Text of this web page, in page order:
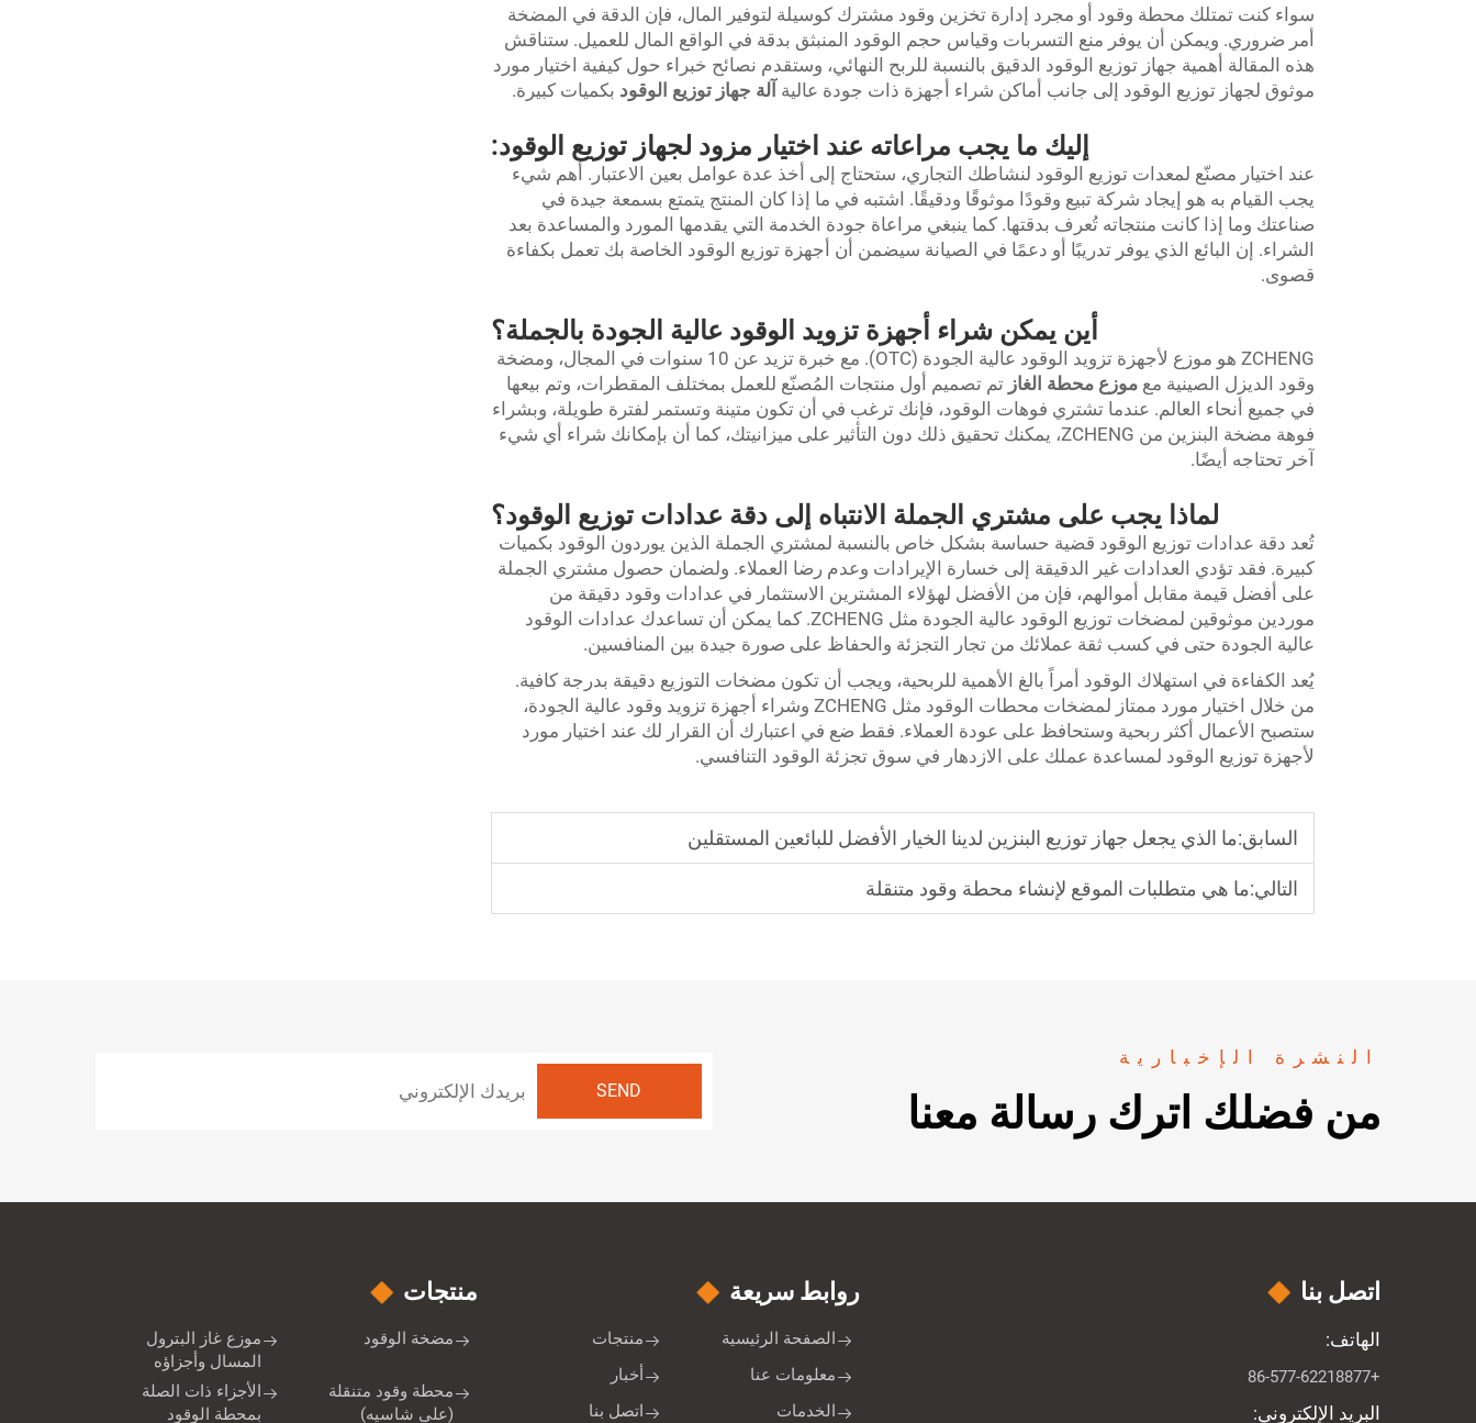
سواء كنت تمتلك محطة وقود أو مجرد إدارة تخزين وقود مشترك كوسيلة لتوفير المال، فإن الدقة في المضخة
أمر ضروري. ويمكن أن يوفر منع التسربات وقياس حجم الوقود المنبثق بدقة في الواقع المال للعميل. ستناقش
هذه المقالة أهمية جهاز توزيع الوقود الدقيق بالنسبة للربح النهائي، وستقدم نصائح خبراء حول كيفية اختيار مورد
موثوق لجهاز توزيع الوقود إلى جانب أماكن شراء أجهزة ذات جودة عالية آلة جهاز توزيع الوقود بكميات كبيرة.
إليك ما يجب مراعاته عند اختيار مزود لجهاز توزيع الوقود:
عند اختيار مصنّع لمعدات توزيع الوقود لنشاطك التجاري، ستحتاج إلى أخذ عدة عوامل بعين الاعتبار. أهم شيء
يجب القيام به هو إيجاد شركة تبيع وقودًا موثوقًا ودقيقًا. اشتبه في ما إذا كان المنتج يتمتع بسمعة جيدة في
صناعتك وما إذا كانت منتجاته تُعرف بدقتها. كما ينبغي مراعاة جودة الخدمة التي يقدمها المورد والمساعدة بعد
الشراء. إن البائع الذي يوفر تدريبًا أو دعمًا في الصيانة سيضمن أن أجهزة توزيع الوقود الخاصة بك تعمل بكفاءة
قصوى.
أين يمكن شراء أجهزة تزويد الوقود عالية الجودة بالجملة؟
ZCHENG هو موزع لأجهزة تزويد الوقود عالية الجودة (OTC). مع خبرة تزيد عن 10 سنوات في المجال، ومضخة
وقود الديزل الصينية مع موزع محطة الغاز تم تصميم أول منتجات المُصنّع للعمل بمختلف المقطرات، وتم بيعها
في جميع أنحاء العالم. عندما تشتري فوهات الوقود، فإنك ترغب في أن تكون متينة وتستمر لفترة طويلة، وبشراء
فوهة مضخة البنزين من ZCHENG، يمكنك تحقيق ذلك دون التأثير على ميزانيتك، كما أن بإمكانك شراء أي شيء
آخر تحتاجه أيضًا.
لماذا يجب على مشتري الجملة الانتباه إلى دقة عدادات توزيع الوقود؟
تُعد دقة عدادات توزيع الوقود قضية حساسة بشكل خاص بالنسبة لمشتري الجملة الذين يوردون الوقود بكميات
كبيرة. فقد تؤدي العدادات غير الدقيقة إلى خسارة الإيرادات وعدم رضا العملاء. ولضمان حصول مشتري الجملة
على أفضل قيمة مقابل أموالهم، فإن من الأفضل لهؤلاء المشترين الاستثمار في عدادات وقود دقيقة من
موردين موثوقين لمضخات توزيع الوقود عالية الجودة مثل ZCHENG. كما يمكن أن تساعدك عدادات الوقود
عالية الجودة حتى في كسب ثقة عملائك من تجار التجزئة والحفاظ على صورة جيدة بين المنافسين.
يُعد الكفاءة في استهلاك الوقود أمراً بالغ الأهمية للربحية، ويجب أن تكون مضخات التوزيع دقيقة بدرجة كافية.
من خلال اختيار مورد ممتاز لمضخات محطات الوقود مثل ZCHENG وشراء أجهزة تزويد وقود عالية الجودة،
ستصبح الأعمال أكثر ربحية وستحافظ على عودة العملاء. فقط ضع في اعتبارك أن القرار لك عند اختيار مورد
لأجهزة توزيع الوقود لمساعدة عملك على الازدهار في سوق تجزئة الوقود التنافسي.
السابق:ما الذي يجعل جهاز توزيع البنزين لدينا الخيار الأفضل للبائعين المستقلين
التالي:ما هي متطلبات الموقع لإنشاء محطة وقود متنقلة
النشرة الإخبارية
من فضلك اترك رسالة معنا
اتصل بنا
الهاتف:
+86-577-62218877
البريد الإلكتروني:
روابط سريعة
الصفحة الرئيسية
منتجات
معلومات عنا
أخبار
الخدمات
اتصل بنا
منتجات
مضخة الوقود
موزع غاز البترول
المسال وأجزاؤه
محطة وقود متنقلة
(على شاسيه)
الأجزاء ذات الصلة
بمحطة الوقود